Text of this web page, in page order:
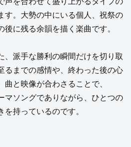
す。大勢の中にいる個人、祝祭の
に残る余韻を描く楽曲です。
、派手な勝利の瞬間だけを切り取
るまでの感情や、終わった後の心
と映像が合わさることで、
マソングでありながら、ひとつの
持っているのです。